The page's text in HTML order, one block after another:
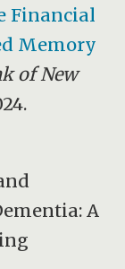
Financial
Memory
of New
A